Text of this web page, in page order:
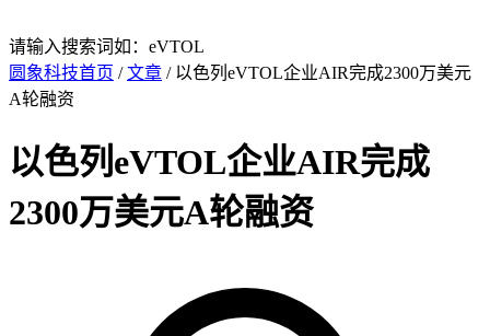
请输入搜索词如：eVTOL
圆象科技首页 /文章 / 以色列eVTOL企业AIR完成2300万美元
A轮融资
以色列eVTOL企业AIR完成
2300万美元A轮融资